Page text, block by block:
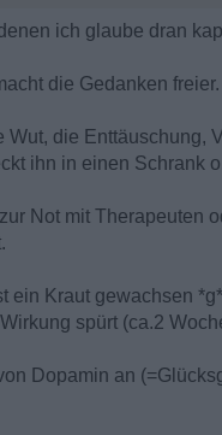
ich glaube dran
die Gedanken freier.
die Enttäuschung,
ihn in einen Schrank
Not mit Therapeuten
Kraut gewachsen
spürt (ca.2
Dopamin an